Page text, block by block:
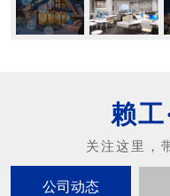
公司动态